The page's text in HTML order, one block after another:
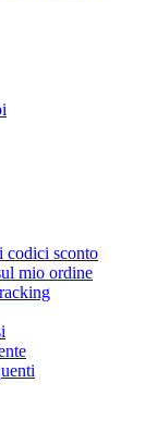
codici sconto
mio ordine